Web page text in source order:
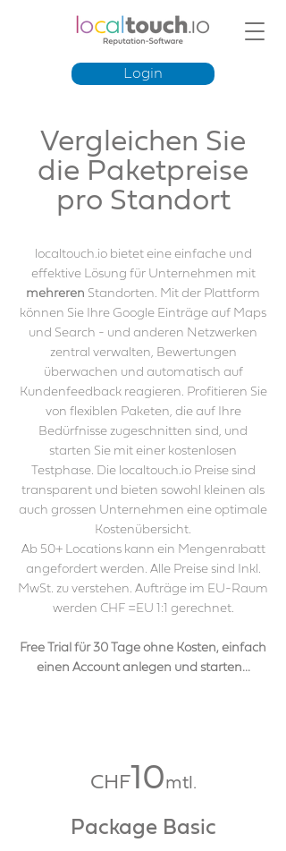
Login
Vergleichen Sie
die Paketpreise
pro Standort
localtouch.io bietet eine einfache und
effektive Lösung für Unternehmen mit
mehreren Standorten. Mit der Plattform
können Sie Ihre Google Einträge auf Maps
und Search - und anderen Netzwerken
zentral verwalten, Bewertungen
überwachen und automatisch auf
Kundenfeedback reagieren. Profitieren Sie
von flexiblen Paketen, die auf Ihre
Bedürfnisse zugeschnitten sind, und
starten Sie mit einer kostenlosen
Testphase. Die localtouch.io Preise sind
transparent und bieten sowohl kleinen als
auch grossen Unternehmen eine optimale
Kostenübersicht.
Ab 50+ Locations kann ein Mengenrabatt
angefordert werden. Alle Preise sind Inkl.
MwSt. zu verstehen. Aufträge im EU-Raum
werden CHF =EU 1:1 gerechnet.
Free Trial für 30 Tage ohne Kosten, einfach
einen Account anlegen und starten...
CHF10mtl.
Package Basic